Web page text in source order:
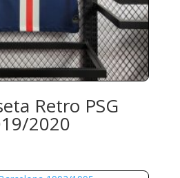
Retro PSG
2020